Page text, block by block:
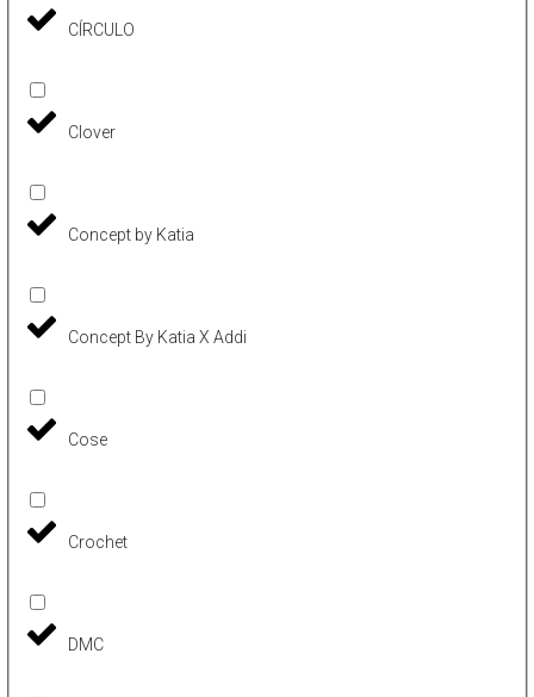
CÍRCULO
Clover
Concept by Katia
Concept By Katia X Addi
Cose
Crochet
DMC